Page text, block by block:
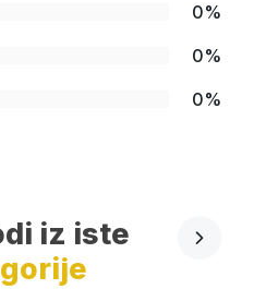
0%
0%
0%
iz iste